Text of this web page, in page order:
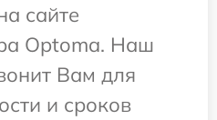
сайте
Optoma. Наш
Вам для
и сроков